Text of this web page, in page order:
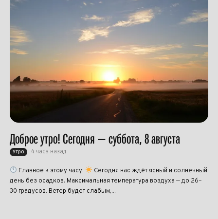
Доброе утро! Сегодня — суббота, 8 августа
Утро 4 часа назад
Главное к этому часу:
Сегодня нас ждёт ясный и солнечный
день без осадков. Максимальная температура воздуха — до 26–
30 градусов. Ветер будет слабым,...